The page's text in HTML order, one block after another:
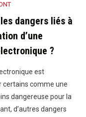
néfastes
la
bouche"
dangers liés à
d’une
?
est
certains comme une
dangereuse pour la
d’autres dangers